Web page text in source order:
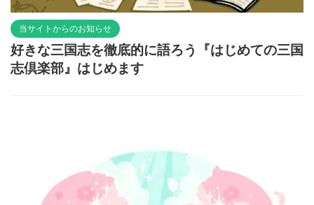
当サイトからのお知らせ
好きな三国志を徹底的に語ろう『はじめての三国
志倶楽部』はじめます